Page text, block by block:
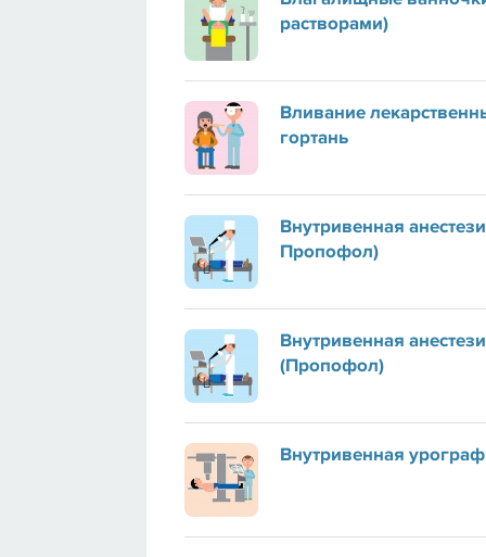
растворами)
Вливание
гортань
Внутривенная
Пропофол)
Внутривенная
(Пропофол)
Внутривенная